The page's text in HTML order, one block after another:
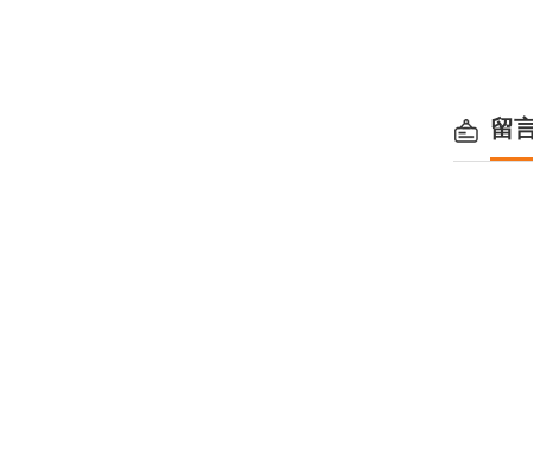
留